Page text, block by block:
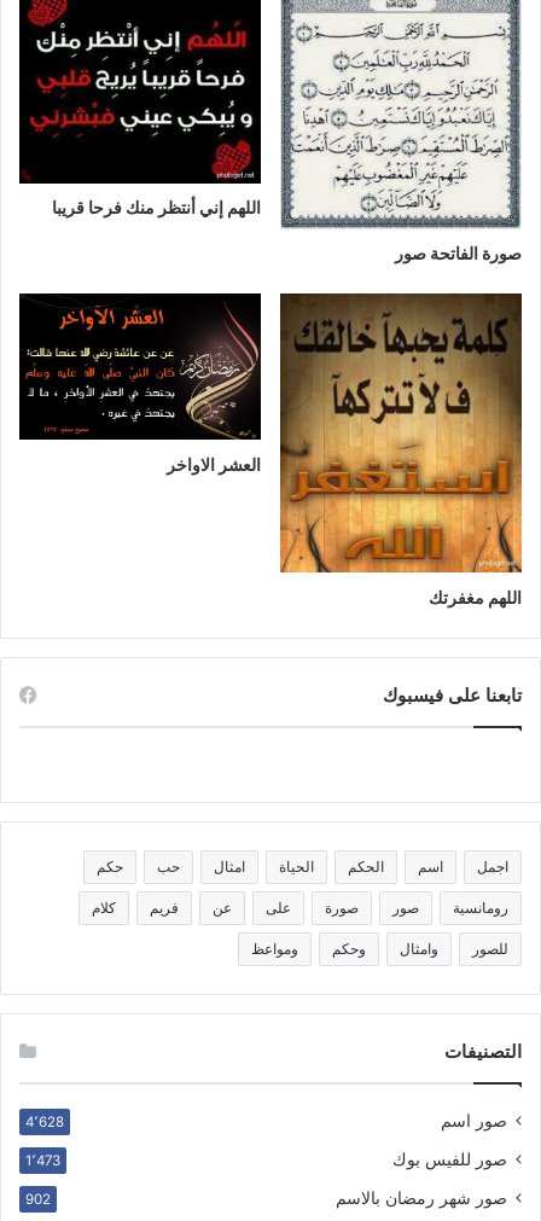
صورة الفاتحة صور
اللهم إني أنتظر منك فرحا قريبا
اللهم مغفرتك
العشر الاواخر
تابعنا على فيسبوك
اجمل اسم الحكم الحياة امثال حب حكم
رومانسية صور صورة على عن فريم كلام
للصور وامثال وحكم ومواعظ
التصنيفات
صور اسم 4٬628
صور للفيس بوك 1٬473
صور شهر رمضان بالاسم 902